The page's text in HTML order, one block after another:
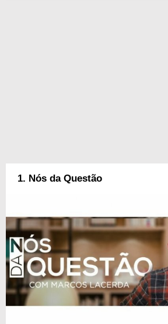
1. Nós da Questão